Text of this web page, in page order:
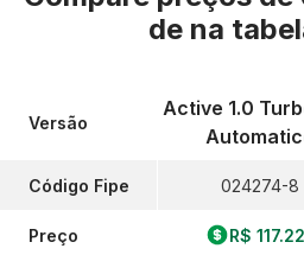
de na
Versão
Código Fipe
Preço
Active 1.0
024274-8
R$